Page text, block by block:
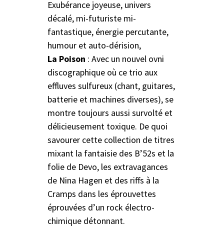
Exubérance joyeuse, univers
décalé, mi-futuriste mi-
fantastique, énergie percutante,
humour et auto-dérision,
La Poison : Avec un nouvel ovni
discographique où ce trio aux
effluves sulfureux (chant, guitares,
batterie et machines diverses), se
montre toujours aussi survolté et
délicieusement toxique. De quoi
savourer cette collection de titres
mixant la fantaisie des B’52s et la
folie de Devo, les extravagances
de Nina Hagen et des riffs à la
Cramps dans les éprouvettes
éprouvées d’un rock électro-
chimique détonnant.